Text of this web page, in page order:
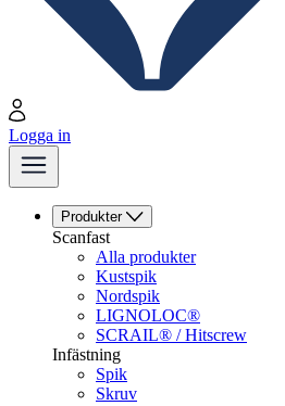
Logga in
Produkter
Scanfast
Alla produkter
Kustspik
Nordspik
LIGNOLOC®
SCRAIL® / Hitscrew
Infästning
Spik
Skruv